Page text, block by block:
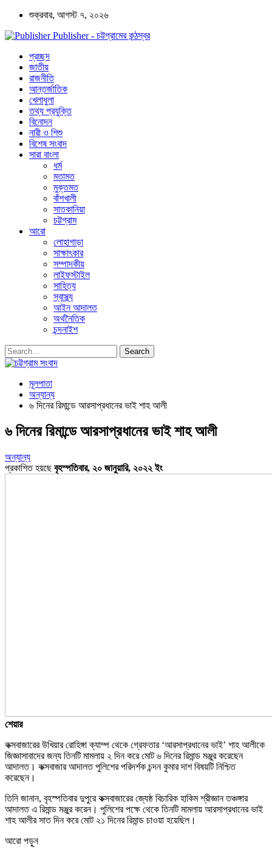
শুক্রবার, আগস্ট ৭, ২০২৬
Publisher - চট্টগ্রামের কন্ঠস্বর
প্রচ্ছদ
জাতীয়
রাজনীতি
আন্তর্জাতিক
খেলাধুলা
তথ্য প্রযুক্তি
বিনোদন
নারী ও শিশু
বিশেষ সংবাদ
সারা বাংলা
ধর্ম
মতামত
মুক্তমত
বাঁশখালী
সাতকানিয়া
চট্টগ্রাম
আরো
লোহাগাড়া
সাক্ষাৎকার
সম্পাদকীয়
লাইফস্টাইল
সাহিত্য
স্বাস্থ্য
আইন আদালত
অর্থনৈতিক
চন্দনাইশ
মূলপাতা
অন্যান্য
৬ দিনের রিমান্ডে আরসাপ্রধানের ভাই শাহ আলী
৬ দিনের রিমান্ডে আরসাপ্রধানের ভাই শাহ আলী
অন্যান্য
প্রকাশিত হয়ছেবৃহস্পতিবার, ২০ জানুয়ারি, ২০২২ ইং
শেয়ার
কক্সবাজারের উখিয়ার রোহিঙ্গা ক্যাম্প থেকে গ্রেফতার ‘আরসাপ্রধানের ভাই’ শাহ আলীকে
জিজ্ঞাসাবাদের জন্য তিনটি মামলায় ২ দিন করে মোট ৬ দিনের রিমান্ড মঞ্জুর করেছেন
আদালত। কক্সবাজার আদালত পুলিশের পরিদর্শক চন্দন কুমার দাশ বিষয়টি নিশ্চিত
করেছেন।
তিনি জানান, বৃহস্পতিবার দুপুরে কক্সবাজারের জ্যেষ্ঠ বিচারিক হাকিম শ্রীজ্ঞান তঞ্চঙ্গার
আদালত এ রিমান্ড মঞ্জুর করেন। পুলিশের পক্ষে থেকে তিনটি মামলায় আরসাপ্রধানের ভাই
শাহ আলীর সাত দিন করে মোট ২১ দিনের রিমান্ড চাওয়া হয়েছিল।
আরো পড়ুন